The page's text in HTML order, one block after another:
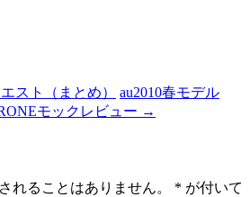
スト（まとめ）
au2010春モデル
モックレビュー →
れることはありません。 * が付いて